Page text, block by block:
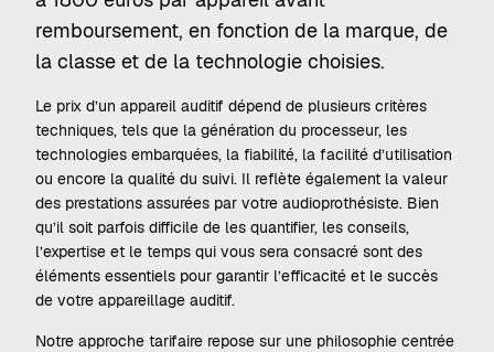
remboursement, en fonction de la marque, de
la classe et de la technologie choisies.
Le prix d’un appareil auditif dépend de plusieurs critères
techniques, tels que la génération du processeur, les
technologies embarquées, la fiabilité, la facilité d’utilisation
ou encore la qualité du suivi. Il reflète également la valeur
des prestations assurées par votre audioprothésiste. Bien
qu’il soit parfois difficile de les quantifier, les conseils,
l’expertise et le temps qui vous sera consacré sont des
éléments essentiels pour garantir l’efficacité et le succès
de votre appareillage auditif.
Notre approche tarifaire repose sur une philosophie centrée